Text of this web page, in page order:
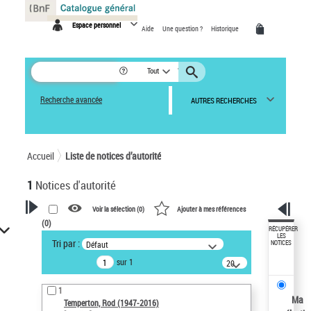
Espace personnel Aide Une question ? Historique
Tout
Recherche avancée AUTRES RECHERCHES
Accueil Liste de notices d’autorité
1 Notices d'autorité
VOTRE RECHERCHE
Recherche avancée dans les
notices d’autorité
Œuvres liées à l'auteur :
Temperton, Rod (1947-2016)
Voir la sélection (0) Ajouter à mes références
(0)
Tri par : Défaut
sur 1
20
résultats/page
1
Temperton, Rod (1947-2016)
RÉCUPÉRER
LES
NOTICES
Ma
Panneau de gestion des cookies